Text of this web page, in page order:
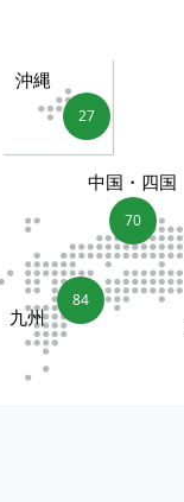
70
中国・四国
84
九州
27
沖縄